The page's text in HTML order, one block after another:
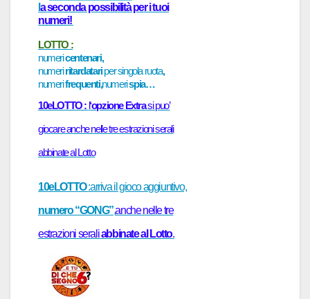
aseconda possibilità per i tuoi
numeri!
LOTTO :
numericentenari,
numeriritardatariper singola ruota,
numerifrequenti,numerispia…
10eLOTTO : l‘opzione Extrasi puo’
giocare anche nelle tre estrazioni serali
abbinate al Lotto
10eLOTTO:arriva il gioco aggiuntivo,
numero “GONG”,anche nelle tre
estrazioni seraliabbinate al Lotto.